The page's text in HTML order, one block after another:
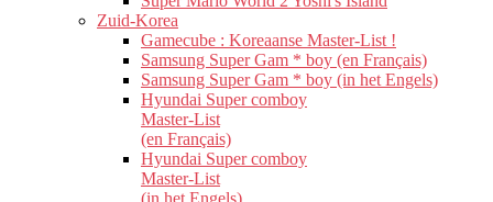
Zuid-Korea
Gamecube : Koreaanse Master-List !
Samsung Super Gam * boy (en Français)
Samsung Super Gam * boy (in het Engels)
Hyundai Super comboy
Master-List
(en Français)
Hyundai Super comboy
Master-List